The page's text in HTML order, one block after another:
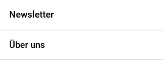
Newsletter
Über uns